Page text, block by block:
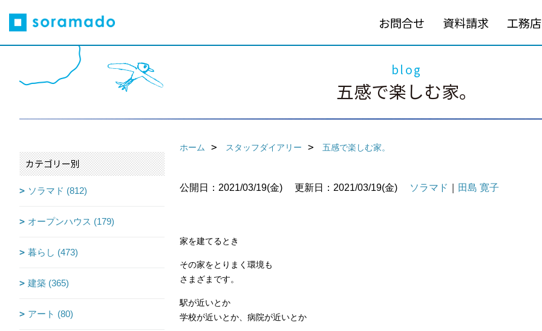
お問合せ 資料請求 工務
blog
五感で楽しむ家。
ホーム スタッフダイアリー 五感で楽しむ家。
公開日：2021/03/19(金) 更新日：2021/03/19(金) ソラマド 田島 寛子
家を建てるとき
その家をとりまく環境も
さまざまです。
駅が近いとか
学校が近いとか、病院が近いとか
カテゴリー別
ソラマド (812)
オープンハウス (179)
暮らし (473)
建築 (365)
アート (80)